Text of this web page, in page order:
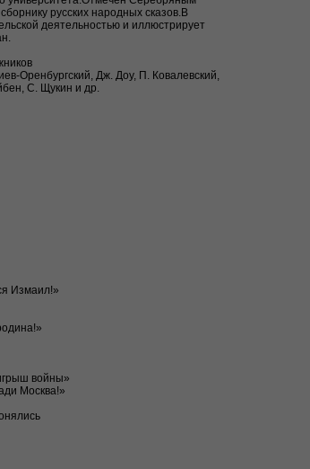
русских народных сказов.В
деятельностью и иллюстрирует
Оренбургский, Дж. Доу, П. Ковалевский,
С. Щукин и др.
Измаил!»
войны»
Москва!»